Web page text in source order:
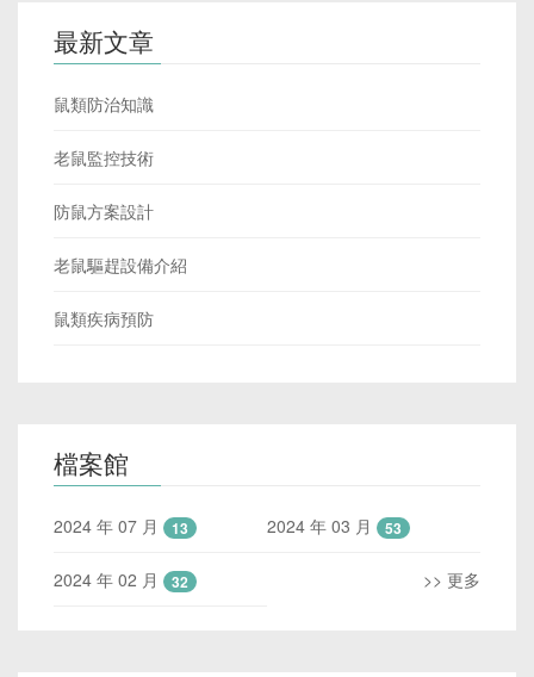
最新文章
鼠類防治知識
老鼠監控技術
防鼠方案設計
老鼠驅趕設備介紹
鼠類疾病預防
檔案館
2024 年 07 月 13 2024 年 03 月 53
2024 年 02 月 32 >> 更多